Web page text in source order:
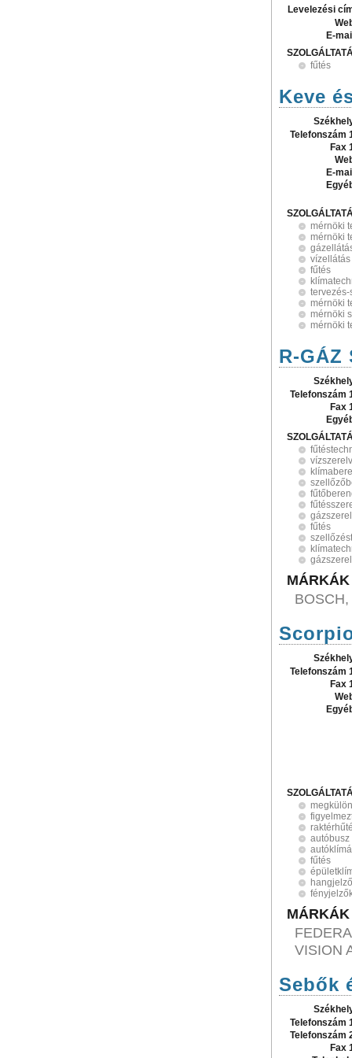
Levelezési
E-
fűtés
Keve
Telefonszám
Fax
E-
mérnöki
mérnöki
vízellátás
fűtés
mérnöki
mérnöki
mérnöki
R-
Telefonszám
Fax
fűtés
MÁRKÁK
Telefonszám
Fax
autóbusz
fűtés
MÁRKÁK
VISION
Sebők
Telefonszám
Telefonszám
Fax